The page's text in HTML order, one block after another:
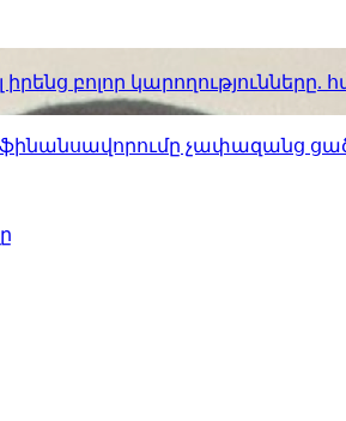
բոլոր
ֆինանսավորումը չափազանց